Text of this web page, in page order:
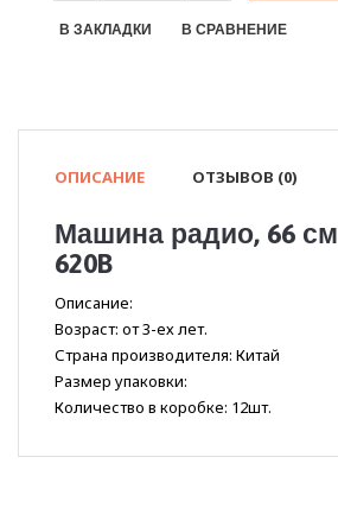
В ЗАКЛАДКИ В СРАВНЕНИЕ
ОПИСАНИЕ ОТЗЫВОВ (0)
Машина радио, 66 см
620B
Описание:
Возраст: от 3-ех лет.
Страна производителя: Китай
Размер упаковки:
Количество в коробке: 12шт.